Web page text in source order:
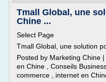
Tmall Global, une
Chine ...
Select Page
Tmall Global, une solution
Posted by Marketing Chine
en Chine , Conseils
commerce , internet en